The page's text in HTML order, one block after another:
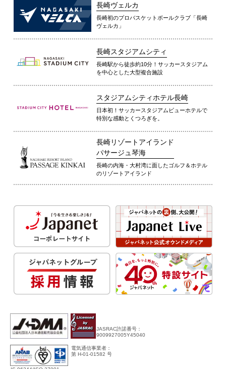
長崎ヴェルカ
長崎初のプロバスケットボールクラブ「長崎
ヴェルカ」
長崎スタジアムシティ
長崎駅から徒歩約10分！サッカースタジアム
を中心とした大型複合施設
スタジアムシティホテル長崎
日本初！サッカースタジアムビューホテルで
特別な感動とくつろぎを。
長崎リゾートアイランド
パサージュ琴海
長崎の内海・大村湾に面したゴルフ＆ホテル
のリゾートアイランド
JASRAC許諾番号：
9009927005Y45040
電気通信事業者：
第 H-01-01582 号